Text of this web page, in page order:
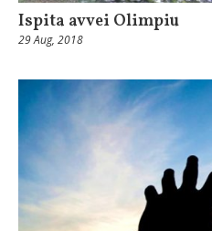
Ispita avvei Olimpiu
29 Aug, 2018